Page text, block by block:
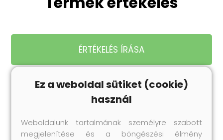
ÉRTÉKELÉS ÍRÁSA
Legnépszerűbb
termékeink
Ez a weboldal sütiket (cookie)
használ
Weboldalunk tartalmának személyre szabott
megjelenítése és a böngészési élmény